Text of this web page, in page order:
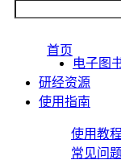
首页
电子图
研经资源
使用指南
使用教程
常见问题